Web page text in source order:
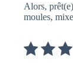
Alors,
moules,